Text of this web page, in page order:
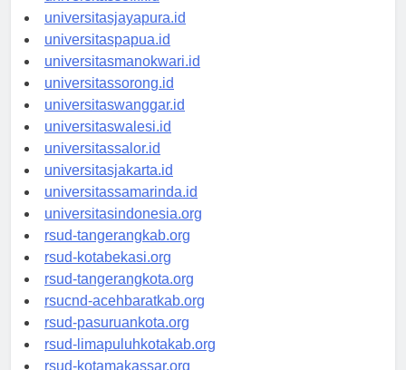
universitassofifi.id
universitasjayapura.id
universitaspapua.id
universitasmanokwari.id
universitassorong.id
universitaswanggar.id
universitaswalesi.id
universitassalor.id
universitasjakarta.id
universitassamarinda.id
universitasindonesia.org
rsud-tangerangkab.org
rsud-kotabekasi.org
rsud-tangerangkota.org
rsucnd-acehbaratkab.org
rsud-pasuruankota.org
rsud-limapuluhkotakab.org